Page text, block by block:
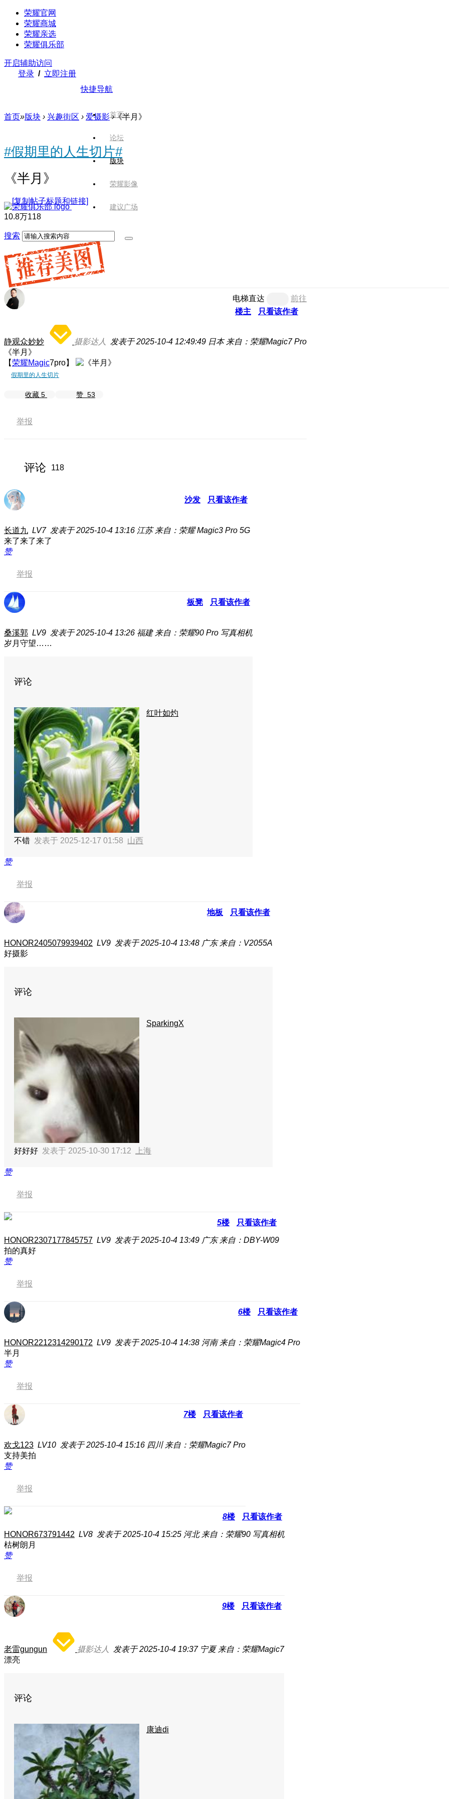
荣耀官网
荣耀商城
荣耀亲选
荣耀俱乐部
开启辅助访问
登录 / 立即注册
快捷导航
首页
论坛
版块
荣耀影像
建议广场
搜索
首页»版块 › 兴趣街区 › 爱摄影 ›《半月》
#假期里的人生切片#
《半月》
[复制帖子标题和链接]
10.8万118
电梯直达
前往
楼主
只看该作者
静观众妙妙 摄影达人 发表于 2025-10-4 12:49:49 日本 来自：荣耀Magic7 Pro
《半月》
【荣耀Magic7pro】
假期里的人生切片
收藏 5 赞 53
举报
评论 118
沙发 只看该作者
长道九 LV7 发表于 2025-10-4 13:16 江苏 来自：荣耀 Magic3 Pro 5G
来了来了来了
赞
举报
板凳 只看该作者
桑溪郭 LV9 发表于 2025-10-4 13:26 福建 来自：荣耀90 Pro 写真相机
岁月守望……
评论
红叶如灼
不错 发表于 2025-12-17 01:58 山西
赞
举报
地板 只看该作者
HONOR2405079939402 LV9 发表于 2025-10-4 13:48 广东 来自：V2055A
好摄影
评论
SparkingX
好好好 发表于 2025-10-30 17:12 上海
赞
举报
5楼 只看该作者
HONOR2307177845757 LV9 发表于 2025-10-4 13:49 广东 来自：DBY-W09
拍的真好
赞
举报
6楼 只看该作者
HONOR2212314290172 LV9 发表于 2025-10-4 14:38 河南 来自：荣耀Magic4 Pro
半月
赞
举报
7楼 只看该作者
欢戈123 LV10 发表于 2025-10-4 15:16 四川 来自：荣耀Magic7 Pro
支持美拍
赞
举报
8楼 只看该作者
HONOR673791442 LV8 发表于 2025-10-4 15:25 河北 来自：荣耀90 写真相机
枯树朗月
赞
举报
9楼 只看该作者
老雷gungun 摄影达人 发表于 2025-10-4 19:37 宁夏 来自：荣耀Magic7
漂亮
评论
康迪di